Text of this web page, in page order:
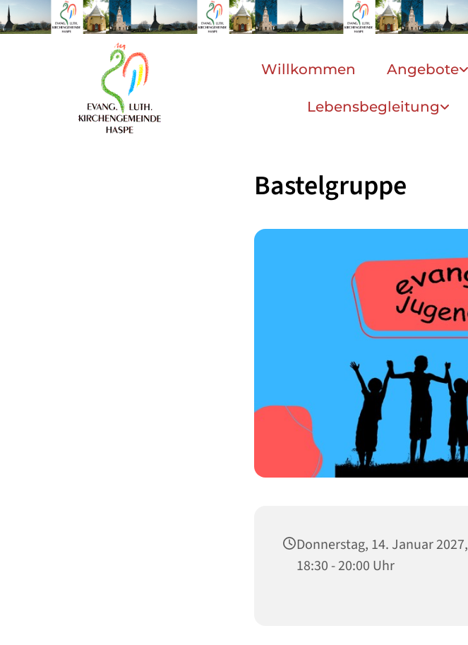
Willkommen Angebote
Lebensbegleitung
Bastelgruppe
Donnerstag, 14. Januar 2027,
18:30 - 20:00 Uhr